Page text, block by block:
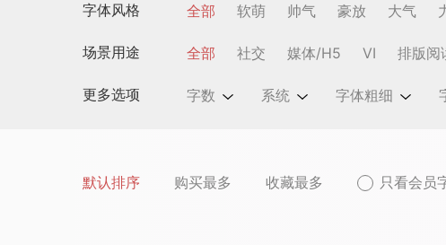
字体风格 全部 软萌 帅气 豪放 大气
场景用途 全部 社交 媒体/H5 VI 排版阅
更多选项 字数 系统 字体粗细
默认排序 购买最多 收藏最多 只看会员